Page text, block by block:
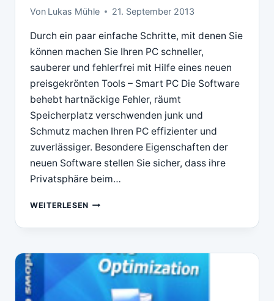
Von Lukas Mühle 21. September 2013
Durch ein paar einfache Schritte, mit denen Sie
können machen Sie Ihren PC schneller,
sauberer und fehlerfrei mit Hilfe eines neuen
preisgekrönten Tools – Smart PC Die Software
behebt hartnäckige Fehler, räumt
Speicherplatz verschwenden junk und
Schmutz machen Ihren PC effizienter und
zuverlässiger. Besondere Eigenschaften der
neuen Software stellen Sie sicher, dass ihre
Privatsphäre beim…
WEITERLESENDOWNLOAD
PC